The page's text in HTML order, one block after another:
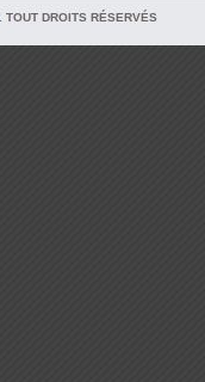
. TOUT DROITS RÉSERVÉS